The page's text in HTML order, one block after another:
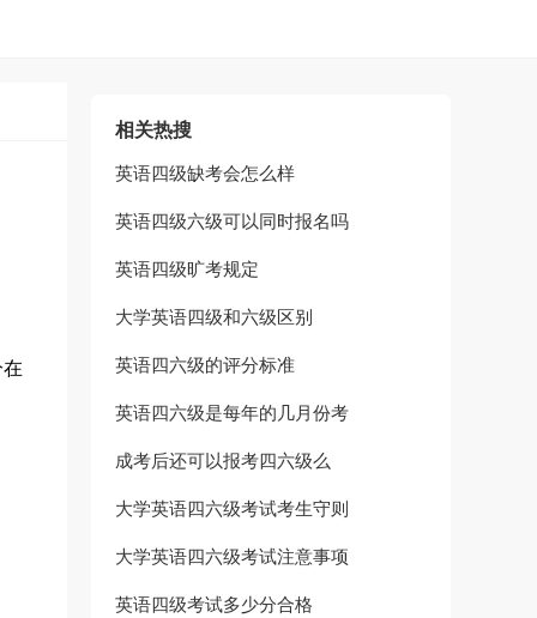
相关热搜
英语四级缺考会怎么样
英语四级六级可以同时报名吗
英语四级旷考规定
大学英语四级和六级区别
英语四六级的评分标准
英语四六级是每年的几月份考
成考后还可以报考四六级么
大学英语四六级考试考生守则
大学英语四六级考试注意事项
英语四级考试多少分合格